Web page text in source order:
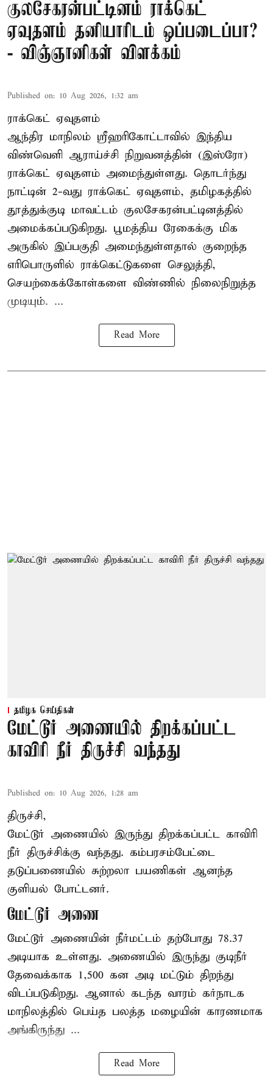
குலசேகரன்பட்டினம் ராக்கெட்
ஏவுதளம் தனியாரிடம் ஒப்படைப்பா?
- விஞ்ஞானிகள் விளக்கம்
Published on: 10 Aug 2026, 1:32 am
ராக்கெட் ஏவுதளம்
ஆந்திர மாநிலம் ஸ்ரீஹரிகோட்டாவில் இந்திய
விண்வெளி ஆராய்ச்சி நிறுவனத்தின் (இஸ்ரோ)
ராக்கெட் ஏவுதளம் அமைந்துள்ளது. தொடர்ந்து
நாட்டின் 2-வது ராக்கெட் ஏவுதளம், தமிழகத்தில்
தூத்துக்குடி மாவட்டம் குலசேகரன்பட்டினத்தில்
அமைக்கப்படுகிறது. பூமத்திய ரேகைக்கு மிக
அருகில் இப்பகுதி அமைந்துள்ளதால் குறைந்த
எரிபொருளில் ராக்கெட்டுகளை செலுத்தி,
செயற்கைக்கோள்களை விண்ணில் நிலைநிறுத்த
முடியும். ...
Read More
தமிழக செய்திகள்
மேட்டூர் அணையில் திறக்கப்பட்ட
காவிரி நீர் திருச்சி வந்தது
Published on: 10 Aug 2026, 1:28 am
திருச்சி,
மேட்டூர் அணையில் இருந்து திறக்கப்பட்ட காவிரி
நீர் திருச்சிக்கு வந்தது. கம்பரசம்பேட்டை
தடுப்பணையில் சுற்றலா பயணிகள் ஆனந்த
குளியல் போட்டனர்.
மேட்டூர் அணை
மேட்டூர் அணையின் நீர்மட்டம் தற்போது 78.37
அடியாக உள்ளது. அணையில் இருந்து குடிநீர்
தேவைக்காக 1,500 கன அடி மட்டும் திறந்து
விடப்படுகிறது. ஆனால் கடந்த வாரம் கர்நாடக
மாநிலத்தில் பெய்த பலத்த மழையின் காரணமாக
அங்கிருந்து ...
Read More